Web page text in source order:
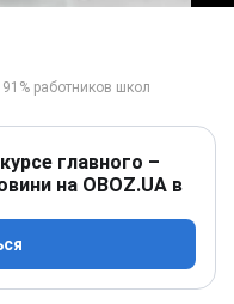
главного –
на OBOZ.UA в